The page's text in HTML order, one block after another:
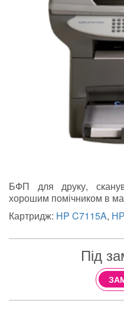
БФП для друку,
хорошим помічником в
Картридж: HP C7115A,
Під